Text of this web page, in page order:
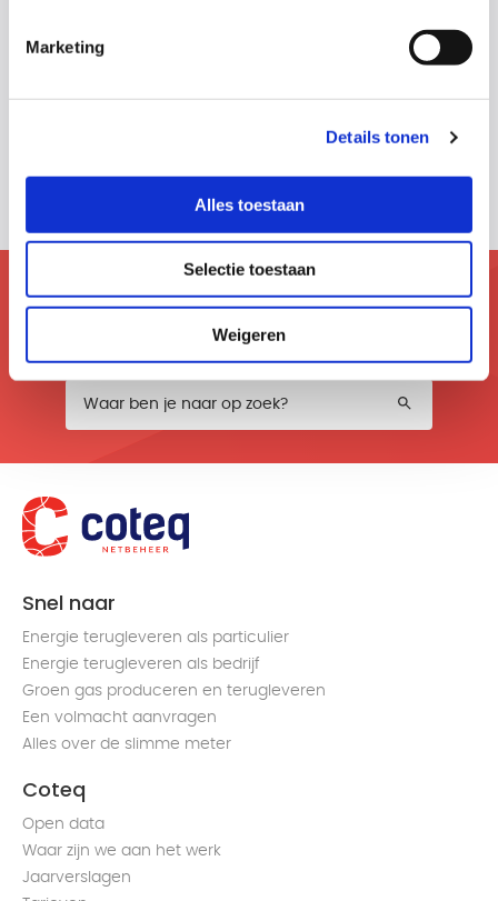
Marketing
Details tonen
Alles toestaan
Selectie toestaan
Weigeren
Alle vragen op het gebied van duurzame energie
Niet gevonden wat je zocht?
Co helpt je graag met graven!
Snel naar
Energie terugleveren als particulier
Energie terugleveren als bedrijf
Groen gas produceren en terugleveren
Een volmacht aanvragen
Alles over de slimme meter
Coteq
Open data
Waar zijn we aan het werk
Jaarverslagen